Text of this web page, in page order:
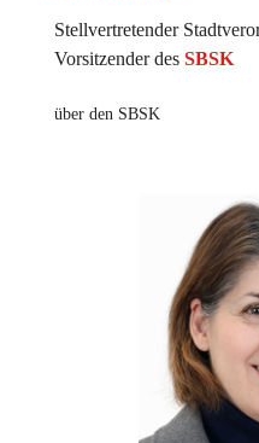
Stellvertretender
Vorsitzender des SBSK
über den SBSK